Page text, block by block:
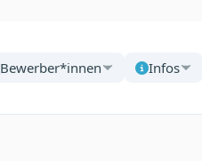
Bewerber*innen Infos